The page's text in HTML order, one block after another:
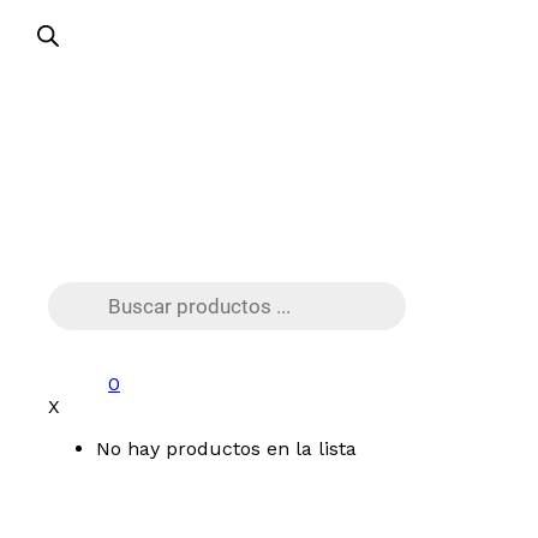
0
X
No hay productos en la lista